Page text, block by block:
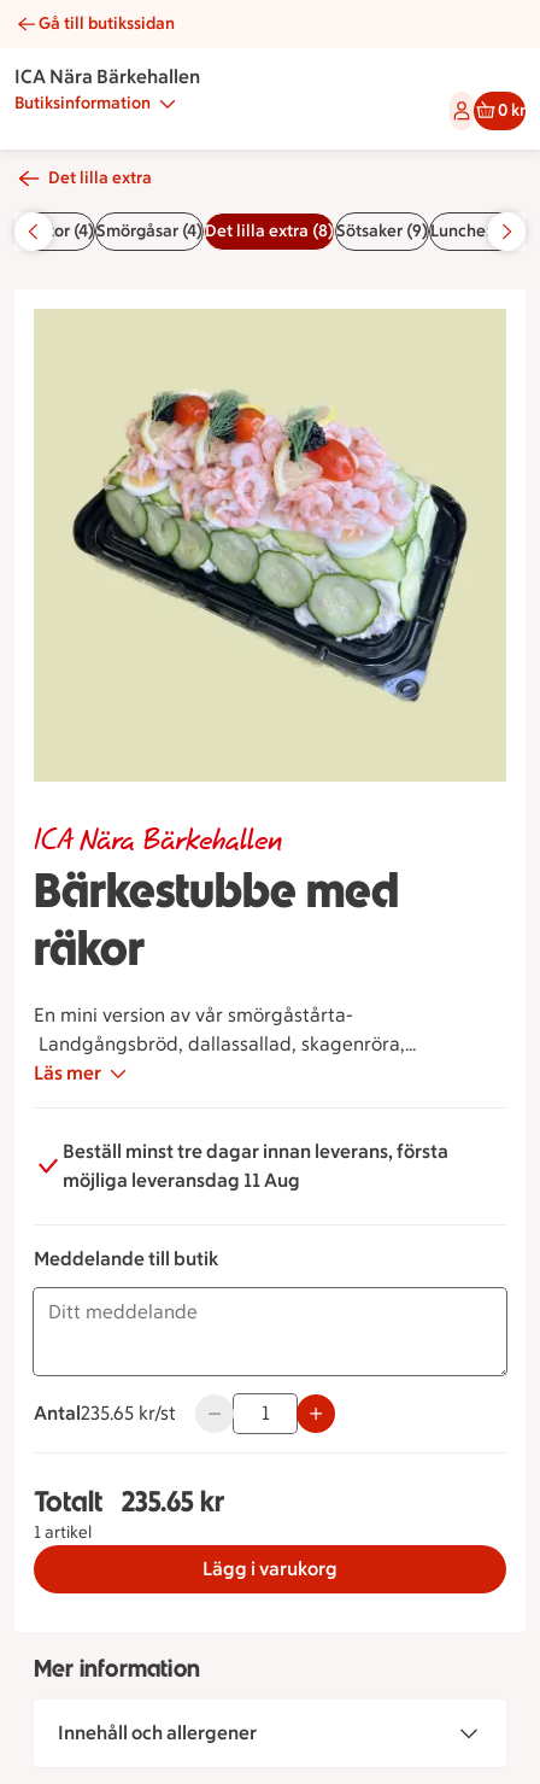
Bärkestubbe med räkor | Catering ICA Nära Bärkehallen
Gå till butikssidan
ICA Nära Bärkehallen
Butiksinformation 0 kr
Det lilla extra
Plankor (4)Smörgåsar (4)Det lilla extra (8)Sötsaker (9)Luncher (5)
Bärkestubbe med
räkor
ICA Nära Bärkehallen
En mini version av vår smörgåstårta-
Landgångsbröd, dallassallad, skagenröra,
handskalade räkor, ägg, gurka, citron, tomat & rom.
Läs mer
Beställ minst tre dagar innan leverans, första
möjliga leveransdag 11 Aug
Meddelande till butik
Antal
235.65 kronor styck
235.65 kr/st Använd knapparna för att minska
Totalt
1 artikel
Totalt 1 stycken Bärkestubbe med räkor, 235.65
235.65 kr
Lägg i varukorg
Mer information
Innehåll och allergener